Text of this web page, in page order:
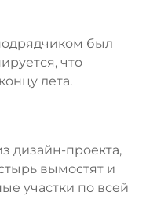
был
что
лета.
дизайн-проекта,
вымостят и
участки по всей